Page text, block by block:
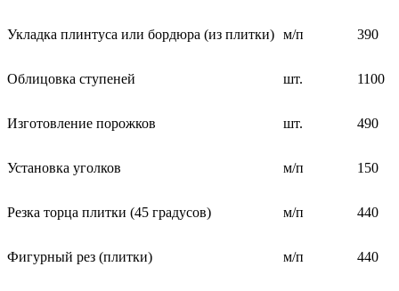
Укладка плинтуса или бордюра (из плитки) м/п 390
Облицовка ступеней шт. 1100
Изготовление порожков шт. 490
Установка уголков м/п 150
Резка торца плитки (45 градусов) м/п 440
Фигурный рез (плитки) м/п 440